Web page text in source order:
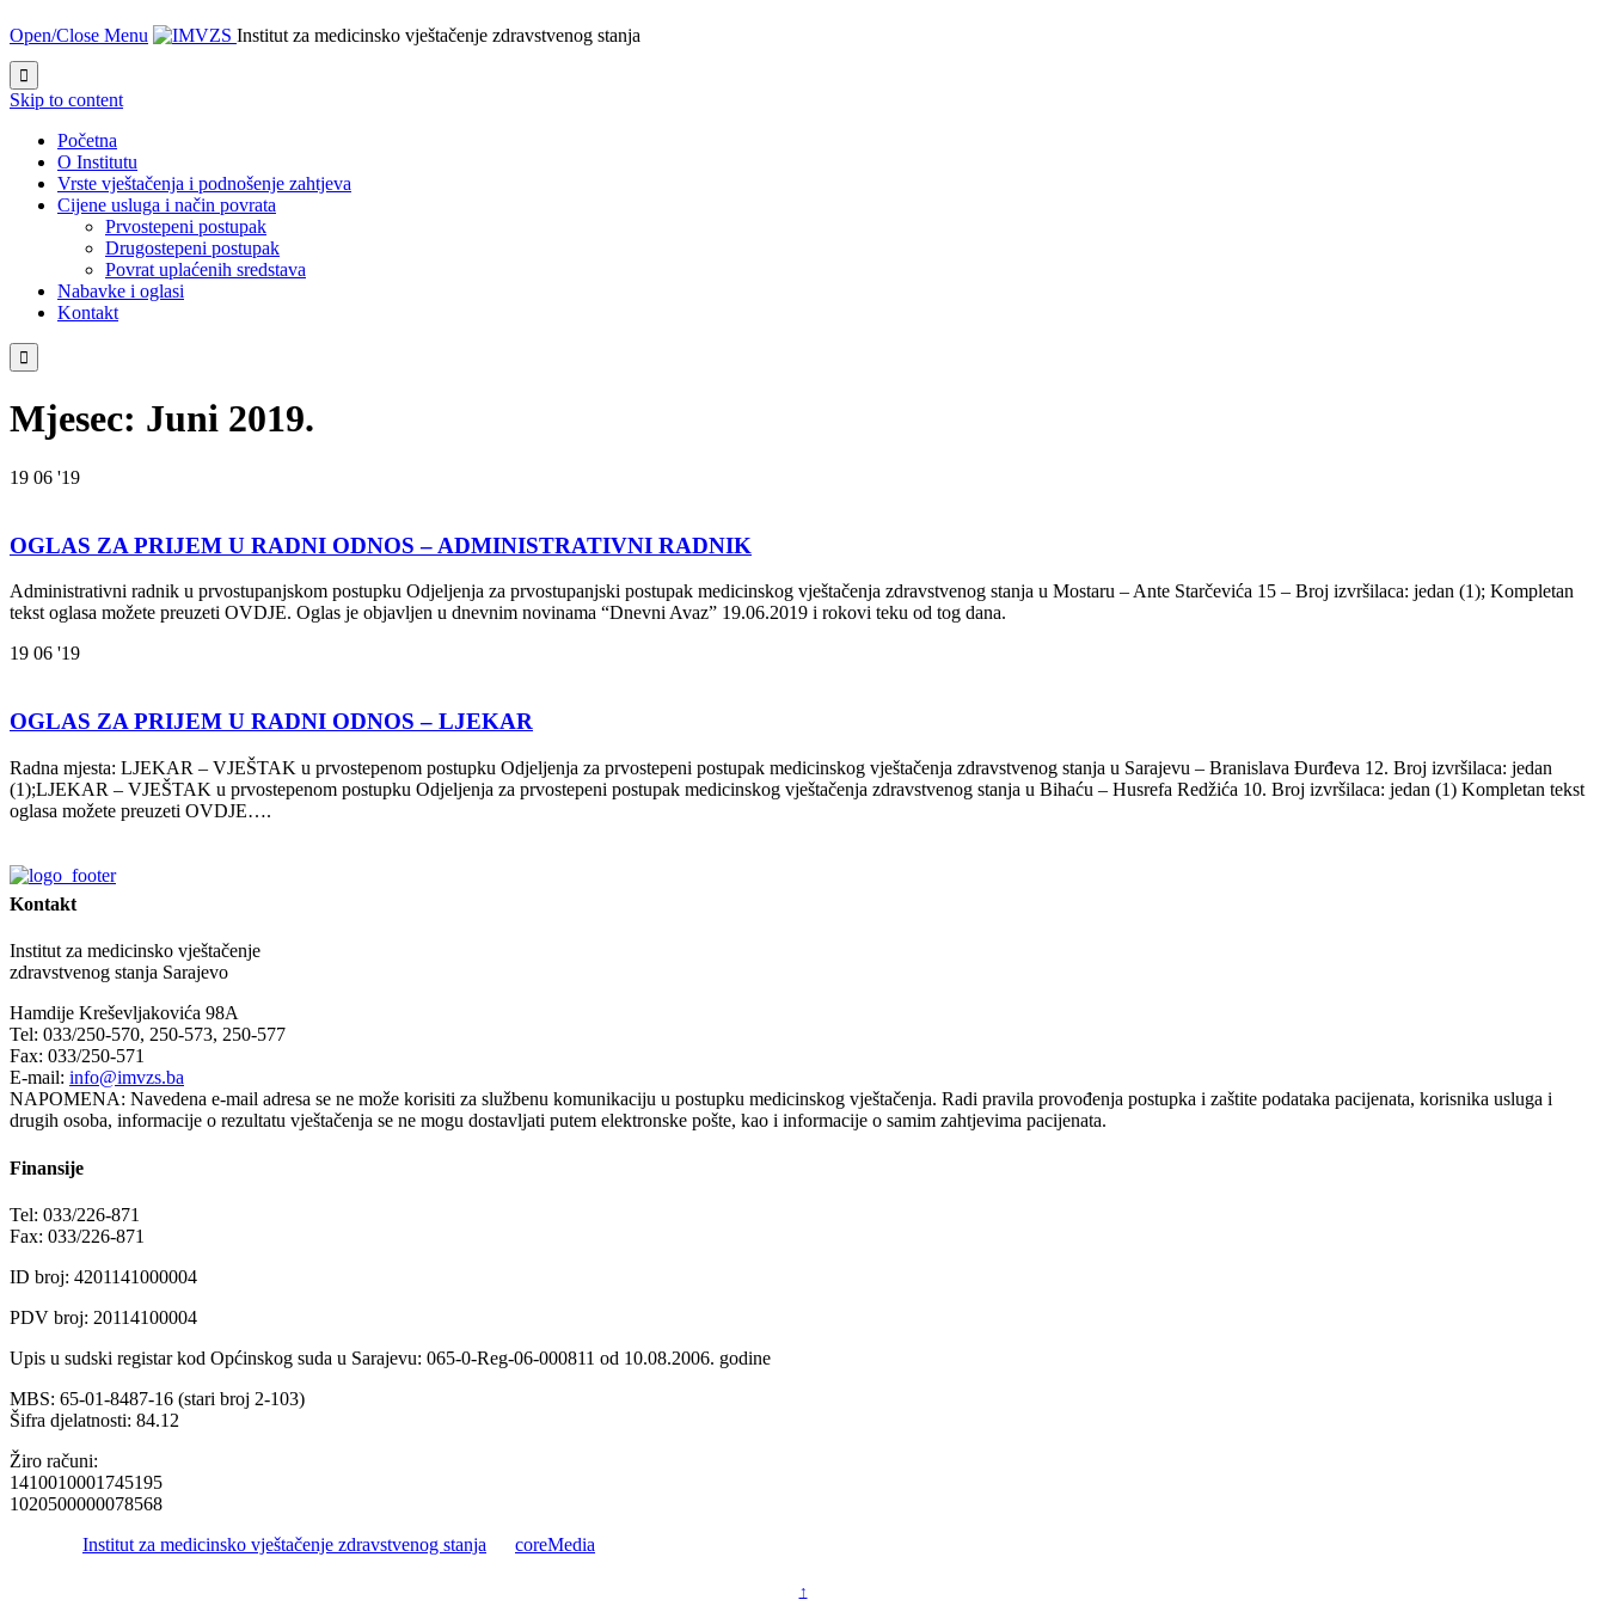
Open/Close Menu Institut za medicinsko vještačenje zdravstvenog stanja

Skip to content
Početna
O Institutu
Vrste vještačenja i podnošenje zahtjeva
Cijene usluga i način povrata
Prvostepeni postupak
Drugostepeni postupak
Povrat uplaćenih sredstava
Nabavke i oglasi
Kontakt

Mjesec: Juni 2019.
19 06 '19
OGLAS ZA PRIJEM U RADNI ODNOS – ADMINISTRATIVNI RADNIK
Administrativni radnik u prvostupanjskom postupku Odjeljenja za prvostupanjski postupak medicinskog vještačenja zdravstvenog stanja u Mostaru – Ante Starčevića 15 – Broj izvršilaca: jedan (1); Kompletan
tekst oglasa možete preuzeti OVDJE. Oglas je objavljen u dnevnim novinama “Dnevni Avaz” 19.06.2019 i rokovi teku od tog dana.
19 06 '19
OGLAS ZA PRIJEM U RADNI ODNOS – LJEKAR
Radna mjesta: LJEKAR – VJEŠTAK u prvostepenom postupku Odjeljenja za prvostepeni postupak medicinskog vještačenja zdravstvenog stanja u Sarajevu – Branislava Đurđeva 12. Broj izvršilaca: jedan
(1);LJEKAR – VJEŠTAK u prvostepenom postupku Odjeljenja za prvostepeni postupak medicinskog vještačenja zdravstvenog stanja u Bihaću – Husrefa Redžića 10. Broj izvršilaca: jedan (1) Kompletan tekst
oglasa možete preuzeti OVDJE….
Kontakt
Institut za medicinsko vještačenje
zdravstvenog stanja Sarajevo
Hamdije Kreševljakovića 98A
Tel: 033/250-570, 250-573, 250-577
Fax: 033/250-571
E-mail: info@imvzs.ba
NAPOMENA: Navedena e-mail adresa se ne može korisiti za službenu komunikaciju u postupku medicinskog vještačenja. Radi pravila provođenja postupka i zaštite podataka pacijenata, korisnika usluga i
drugih osoba, informacije o rezultatu vještačenja se ne mogu dostavljati putem elektronske pošte, kao i informacije o samim zahtjevima pacijenata.
Finansije
Tel: 033/226-871
Fax: 033/226-871
ID broj: 4201141000004
PDV broj: 20114100004
Upis u sudski registar kod Općinskog suda u Sarajevu: 065-0-Reg-06-000811 od 10.08.2006. godine
MBS: 65-01-8487-16 (stari broj 2-103)
Šifra djelatnosti: 84.12
Žiro računi:
1410010001745195
1020500000078568
Institut za medicinsko vještačenje zdravstvenog stanja coreMedia
↑